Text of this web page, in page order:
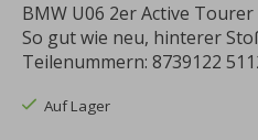
BMW U06 2er Active Tourer
So gut wie neu, hinterer
Teilenummern: 8739122
Auf Lager